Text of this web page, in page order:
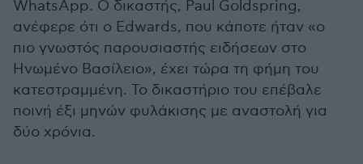
WhatsApp. Ο δικαστής, Paul Goldspring,
ανέφερε ότι ο Edwards, που κάποτε ήταν «ο
πιο γνωστός παρουσιαστής ειδήσεων στο
Ηνωμένο Βασίλειο», έχει τώρα τη φήμη του
κατεστραμμένη. Το δικαστήριο του επέβαλε
ποινή έξι μηνών φυλάκισης με αναστολή για
δύο χρόνια.